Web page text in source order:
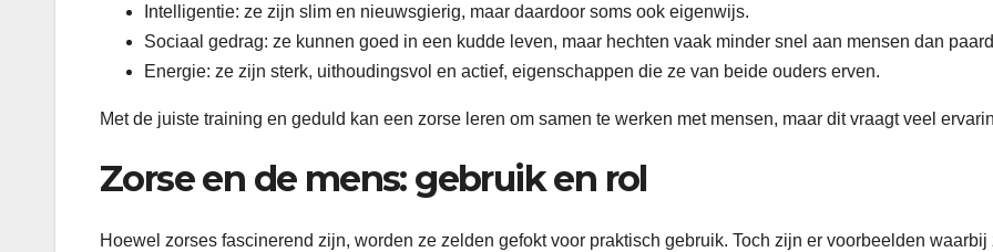
Intelligentie: ze zijn slim en nieuwsgierig, maar daardoor soms ook eigenwijs.
Sociaal gedrag: ze kunnen goed in een kudde leven, maar hechten vaak minder snel aan mensen dan
Energie: ze zijn sterk, uithoudingsvol en actief, eigenschappen die ze van beide ouders erven.
Met de juiste training en geduld kan een zorse leren om samen te werken met mensen, maar dit vraagt veel
Zorse en de mens: gebruik en rol
Hoewel zorses fascinerend zijn, worden ze zelden gefokt voor praktisch gebruik. Toch zijn er voorbeelden waarbij